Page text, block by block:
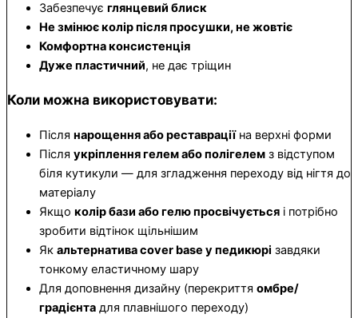
Забезпечує глянцевий блиск
Не змінює колір після просушки, не жовтіє
Комфортна консистенція
Дуже пластичний, не дає тріщин
Коли можна використовувати:
Після нарощення або реставраціїна верхні форми
Після укріплення гелем або полігелем з відступом
біля кутикули — для згладження переходу від нігтя до
матеріалу
Якщо колір бази або гелю просвічується і потрібно
зробити відтінок щільнішим
Як альтернатива cover base у педикюрі завдяки
тонкому еластичному шару
Для доповнення дизайну (перекриття омбре/
градієнта для плавнішого переходу)